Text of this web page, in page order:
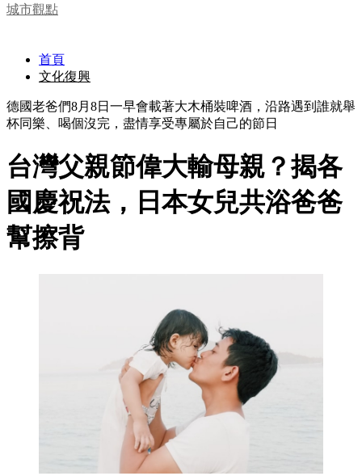
城市觀點
首頁
文化復興
德國老爸們8月8日一早會載著大木桶裝啤酒，沿路遇到誰就舉
杯同樂、喝個沒完，盡情享受專屬於自己的節日
台灣父親節偉大輸母親？揭各
國慶祝法，日本女兒共浴爸爸
幫擦背